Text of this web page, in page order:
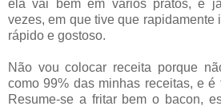
ela vai bem em vários pratos, e
vezes, em que tive que rapidamente
rápido e gostoso.
Não vou colocar receita porque
como 99% das minhas receitas, e
Resume-se a fritar bem o bacon,